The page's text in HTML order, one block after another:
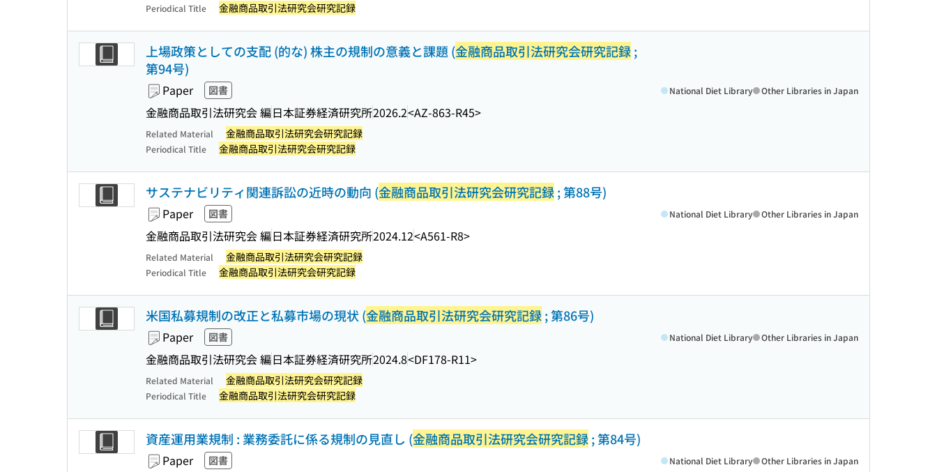
Periodical Title 金融商品取引法研究会研究記録
上場政策としての支配 (的な) 株主の規制の意義と課題 (金融商品取引法研究会研究記録;
第94号)
Paper 図書
金融商品取引法研究会 編日本証券経済研究所2026.2<AZ-863-R45>
National Diet Library Other Libraries in Japan
Related Material 金融商品取引法研究会研究記録
Periodical Title 金融商品取引法研究会研究記録
サステナビリティ関連訴訟の近時の動向 (金融商品取引法研究会研究記録; 第88号)
Paper 図書
金融商品取引法研究会 編日本証券経済研究所2024.12<A561-R8>
National Diet Library Other Libraries in Japan
Related Material 金融商品取引法研究会研究記録
Periodical Title 金融商品取引法研究会研究記録
米国私募規制の改正と私募市場の現状 (金融商品取引法研究会研究記録; 第86号)
Paper 図書
金融商品取引法研究会 編日本証券経済研究所2024.8<DF178-R11>
National Diet Library Other Libraries in Japan
Related Material 金融商品取引法研究会研究記録
Periodical Title 金融商品取引法研究会研究記録
資産運用業規制 : 業務委託に係る規制の見直し (金融商品取引法研究会研究記録; 第84号)
Paper 図書 National Diet Library Other Libraries in Japan